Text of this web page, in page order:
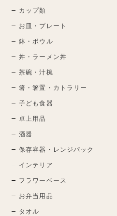
カップ類
お皿・プレート
鉢・ボウル
丼・ラーメン丼
茶碗・汁椀
箸・箸置・カトラリー
子ども食器
卓上用品
酒器
保存容器・レンジパック
インテリア
フラワーベース
お弁当用品
タオル